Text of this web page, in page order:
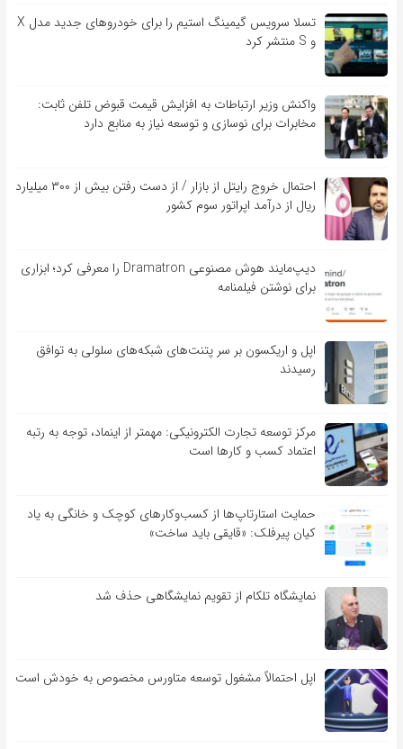
تسلا سرویس گیمینگ استیم را برای خودروهای جدید مدل X
و S منتشر کرد
واکنش وزیر ارتباطات به افزایش قیمت قبوض تلفن ثابت:
مخابرات برای نوسازی و توسعه نیاز به منابع دارد
احتمال خروج رایتل از بازار / از دست رفتن بیش از ۳۰۰ میلیارد
ریال از درآمد اپراتور سوم کشور
دیپ‌مایند هوش مصنوعی Dramatron را معرفی کرد؛ ابزاری
برای نوشتن فیلمنامه
اپل و اریکسون بر سر پتنت‌های شبکه‌های سلولی به توافق
رسیدند
مرکز توسعه تجارت الکترونیکی: مهمتر از اینماد، توجه به رتبه
اعتماد کسب و کارها است
حمایت استارتاپ‌ها از کسب‌وکارهای کوچک و خانگی به یاد
کیان پیرفلک: «قایقی باید ساخت»
نمایشگاه تلکام از تقویم نمایشگاهی حذف شد
اپل احتمالاً مشغول توسعه متاورس مخصوص به خودش است